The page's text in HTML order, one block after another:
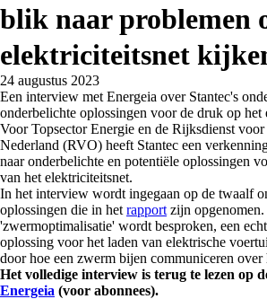
blik naar problemen
elektriciteitsnet
24 augustus 2023
Een interview met Energeia over Stantec's
onderbelichte oplossingen voor de druk op het
Voor Topsector Energie en de Rijksdienst
Nederland (RVO) heeft Stantec een
naar onderbelichte en potentiële oplossingen
van het elektriciteitsnet.
In het interview wordt ingegaan op de twaalf
oplossingen die in het rapport zijn
'zwermoptimalisatie' wordt besproken, een
oplossing voor het laden van elektrische
door hoe een zwerm bijen communiceren
Het volledige interview is terug te lezen op
Energeia (voor abonnees).